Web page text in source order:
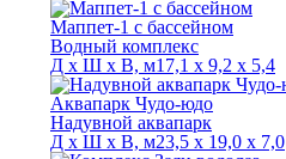
Маппет-1 с бассейном
Водный комплекс
Д х Ш х В, м17,1 х 9,2 х 5,4
Аквапарк Чудо-юдо
Надувной аквапарк
Д х Ш х В, м23,5 х 19,0 х 7,0